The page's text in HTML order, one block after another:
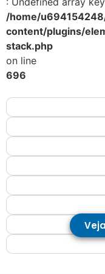
/home/
content/plugins/
stack.php
on line
696